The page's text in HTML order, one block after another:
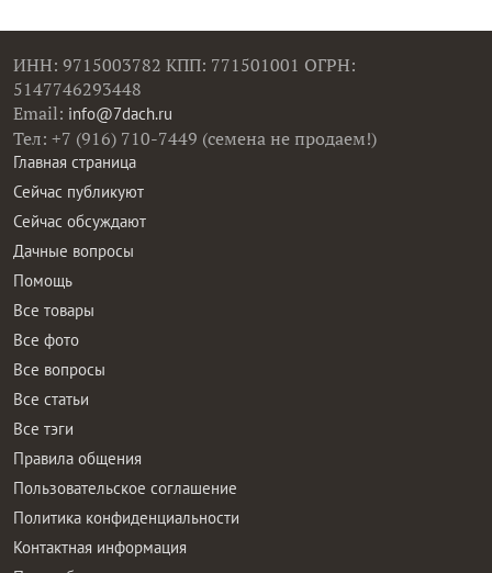
ИНН: 9715003782 КПП: 771501001 ОГРН:
5147746293448
Email: info@7dach.ru
Тел: +7 (916) 710-7449 (семена не продаем!)
Главная страница
Сейчас публикуют
Сейчас обсуждают
Дачные вопросы
Помощь
Все товары
Все фото
Все вопросы
Все статьи
Все тэги
Правила общения
Пользовательское соглашение
Политика конфиденциальности
Контактная информация